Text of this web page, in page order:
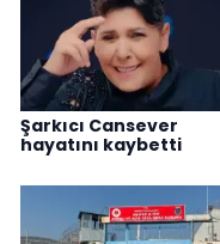
Şarkıcı Cansever
hayatını kaybetti